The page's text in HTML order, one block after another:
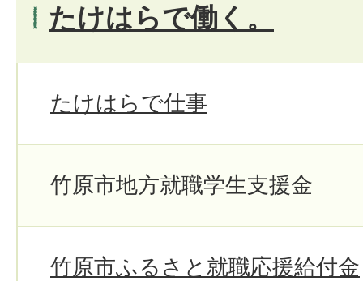
たけはらで働く。
たけはらで仕事
竹原市地方就職学生支援金
竹原市ふるさと就職応援給付金